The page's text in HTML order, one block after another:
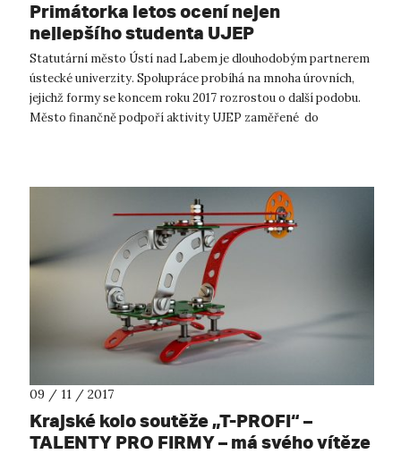
Primátorka letos ocení nejen
nejlepšího studenta UJEP
Statutární město Ústí nad Labem je dlouhodobým partnerem
ústecké univerzity. Spolupráce probíhá na mnoha úrovních,
jejichž formy se koncem roku 2017 rozrostou o další podobu.
Město finančně podpoří aktivity UJEP zaměřené do
09 / 11 / 2017
Krajské kolo soutěže „T-PROFI“ –
TALENTY PRO FIRMY – má svého vítěze